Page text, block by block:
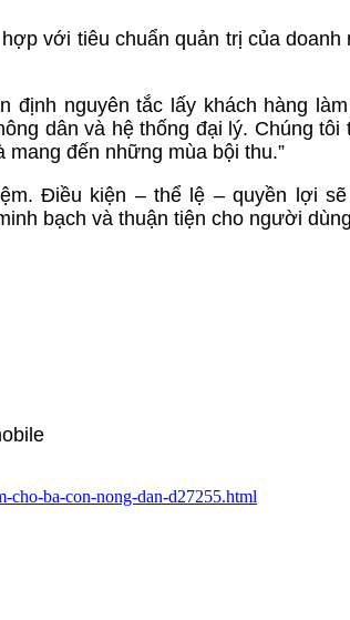
với tiêu chuẩn quản trị của doanh
định nguyên tắc lấy khách hàng
dân và hệ thống đại lý. Chúng
đến những mùa bội thu.”
Điều kiện – thể lệ – quyền lợi
bạch và thuận tiện cho người
cho-ba-con-nong-dan-d27255.html